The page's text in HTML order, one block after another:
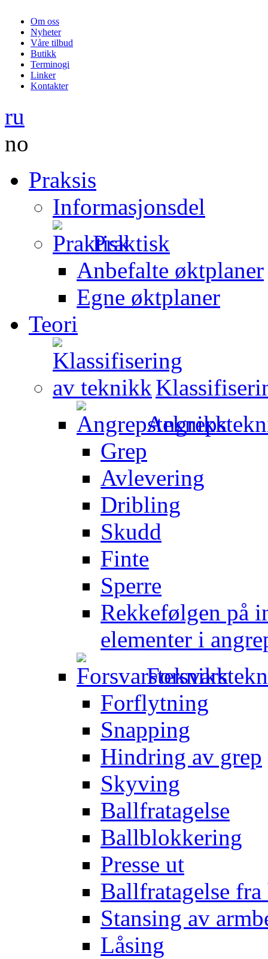
Om oss
Nyheter
Våre tilbud
Butikk
Terminogi
Linker
Kontakter
ru
no
Praksis
Informasjonsdel
Praktisk
Anbefalte øktplaner
Egne øktplaner
Teori
Grep
Avlevering
Dribling
Skudd
Finte
Sperre
Rekkefølgen på
elementer i
Forflytning
Snapping
Hindring av grep
Skyving
Ballfratagelse
Ballblokkering
Presse ut
Ballfratagelse fra
Stansing av
Låsing